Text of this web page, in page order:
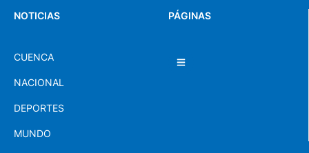
PÁGINAS
NOTICIAS
CUENCA
NACIONAL
DEPORTES
MUNDO